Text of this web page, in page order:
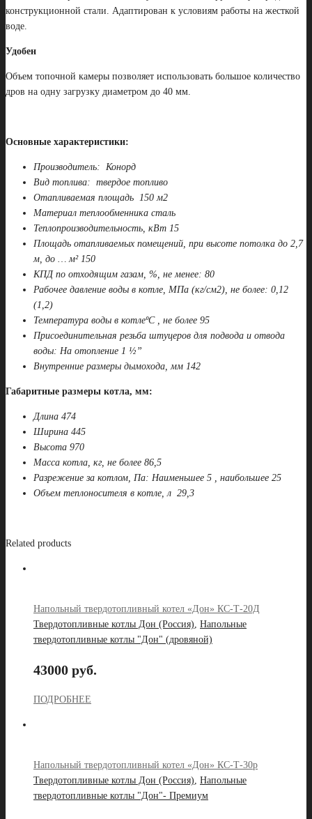
конструкционной стали. Адаптирован к условиям работы на жесткой
воде.
Удобен
Объем топочной камеры позволяет использовать большое количество
дров на одну загрузку диаметром до 40 мм.
Основные характеристики:
Производитель: Конорд
Вид топлива: твердое топливо
Отапливаемая площадь 150 м2
Материал теплообменника сталь
Теплопроизводительность, кВт 15
Площадь отапливаемых помещений, при высоте потолка до 2,7
м, до … м² 150
КПД по отходящим газам, %, не менее: 80
Рабочее давление воды в котле, МПа (кг/см2), не более: 0,12
(1,2)
Температура воды в котлеºС , не более 95
Присоединительная резьба штуцеров для подвода и отвода
воды: На отопление 1 ½”
Внутренние размеры дымохода, мм 142
Габаритные размеры котла, мм:
Длина 474
Ширина 445
Высота 970
Масса котла, кг, не более 86,5
Разрежение за котлом, Па: Наименьшее 5 , наибольшее 25
Объем теплоносителя в котле, л 29,3
Related products
Напольный твердотопливный котел «Дон» КС-Т-20Д
Твердотопливные котлы Дон (Россия), Напольные
твердотопливные котлы "Дон" (дровяной)
43000 руб.
ПОДРОБНЕЕ
Напольный твердотопливный котел «Дон» КС-Т-30р
Твердотопливные котлы Дон (Россия) Напольные
твердотопливные котлы "Дон"- Премиум